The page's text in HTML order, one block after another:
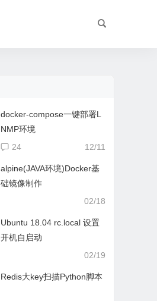
docker-compose一键部署L
NMP环境
12/11
24
alpine(JAVA环境)Docker基
础镜像制作
02/18
Ubuntu 18.04 rc.local 设置
开机自启动
02/19
Redis大key扫描Python脚本